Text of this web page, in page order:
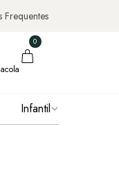
Frequentes
0
Infantil